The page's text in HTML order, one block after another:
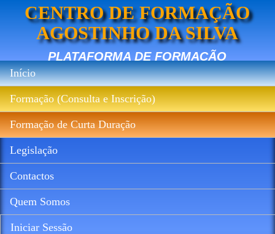
CENTRO DE FORMAÇÃO
AGOSTINHO DA SILVA
PLATAFORMA DE FORMAÇÃO
Início
Formação (Consulta e Inscrição)
Formação de Curta Duração
Legislação
Contactos
Quem Somos
Iniciar Sessão